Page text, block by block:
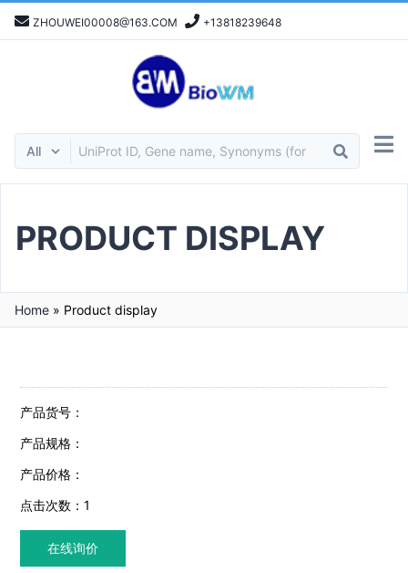
ZHOUWEI00008@163.COM +13818239648
PRODUCT DISPLAY
Home » Product display
产品货号：
产品规格：
产品价格：
点击次数：1
在线询价